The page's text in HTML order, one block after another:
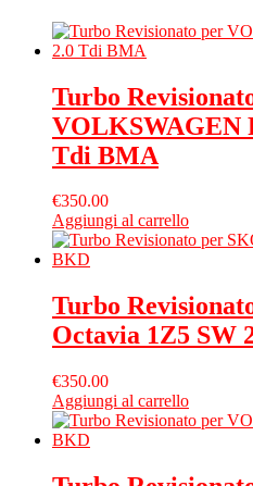
Turbo
VOLKSWAGEN
Tdi BMA
€350.00
Aggiungi al carrello
Turbo
Octavia 1Z5 SW
€350.00
Aggiungi al carrello